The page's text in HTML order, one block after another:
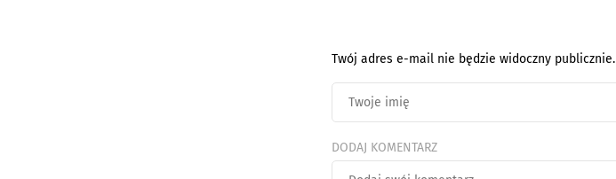
Twój adres e-mail nie będzie widoczny publicznie.
DODAJ KOMENTARZ